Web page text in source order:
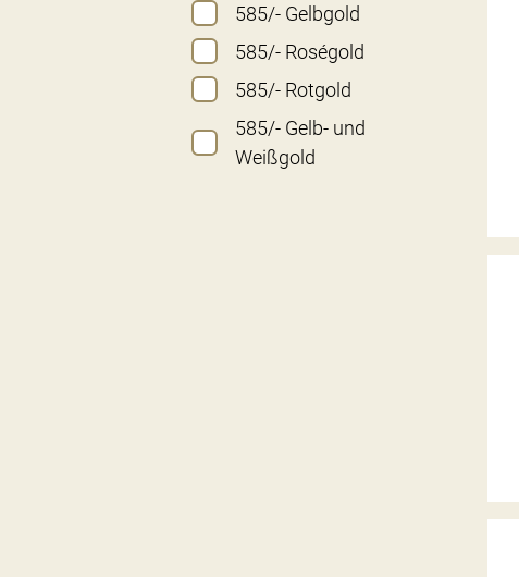
585/- Gelbgold
585/- Roségold
585/- Rotgold
585/- Gelb- und
Weißgold